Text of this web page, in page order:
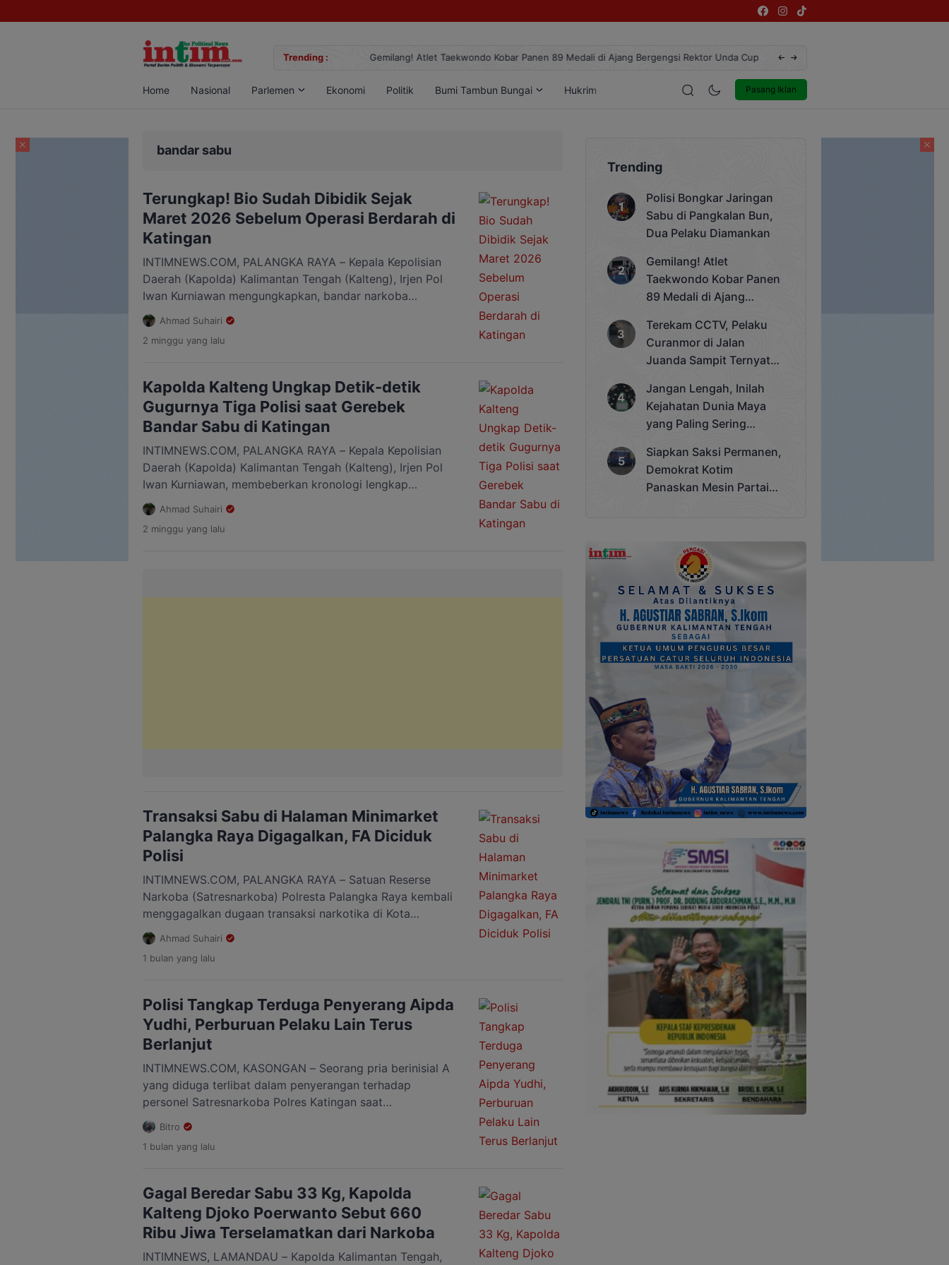
Trending :
Sabu di Pangkalan Bun, Dua Pelaku Diamankan Gemilang! Atlet Taekwondo Kobar Panen 89 Medali di Ajang Bergengsi Rektor Unda Cup 2025 Terekam CCTV, Pelaku Curanmor di
Pasang Iklan
Home Nasional Parlemen Ekonomi Politik Bumi Tambun Bungai Hukrim Entertainment
bandar sabu
Terungkap! Bio Sudah Dibidik Sejak
Maret 2026 Sebelum Operasi Berdarah di
Katingan
INTIMNEWS.COM, PALANGKA RAYA – Kepala Kepolisian
Daerah (Kapolda) Kalimantan Tengah (Kalteng), Irjen Pol
Iwan Kurniawan mengungkapkan, bandar narkoba
berinisial B (Bio) yang menjadi target operasi
Satresnarkoba Polres Katingan merupakan seorang
residivis kasus yang sama. Meski baru bebas bersyarat
sabu di Desa Tumbang Kalemei, Kecamatan Katingan
Tengah, Kabupaten Katingan. […]
Ahmad Suhairi
2 minggu yang lalu
Kapolda Kalteng Ungkap Detik-detik
Gugurnya Tiga Polisi saat Gerebek
Bandar Sabu di Katingan
INTIMNEWS.COM, PALANGKA RAYA – Kepala Kepolisian
Daerah (Kapolda) Kalimantan Tengah (Kalteng), Irjen Pol
Iwan Kurniawan, membeberkan kronologi lengkap
tewasnya tiga anggota Satresnarkoba Polres Katingan
saat mengungkap kasus peredaran narkoba di Desa
Tumbang Kalemei, Kecamatan Katingan Tengah,
Ahmad Suhairi
2 minggu yang lalu
Transaksi Sabu di Halaman Minimarket
Palangka Raya Digagalkan, FA Diciduk
Polisi
INTIMNEWS.COM, PALANGKA RAYA – Satuan Reserse
Narkoba (Satresnarkoba) Polresta Palangka Raya kembali
menggagalkan dugaan transaksi narkotika di Kota
Palangka Raya. Seorang pria berinisial FA (39) diamankan
bersama 10 paket yang diduga sabu siap edar.
Penangkapan dilakukan di halaman sebuah minimarket di
pukul 19.30 WIB. Kasatresnarkoba […]
Ahmad Suhairi
1 bulan yang lalu
Polisi Tangkap Terduga Penyerang Aipda
Yudhi, Perburuan Pelaku Lain Terus
Berlanjut
INTIMNEWS.COM, KASONGAN – Seorang pria berinisial A
yang diduga terlibat dalam penyerangan terhadap
personel Satresnarkoba Polres Katingan saat
penggerebekan bandar sabu di Desa Tumbang Kalemei,
Kecamatan Katingan Tengah, Kabupaten Katingan,
ditangkap Tim gabungan Polda Kalimantan Tengah. Pria
Tumbang Pariyei, Kecamatan Katingan Tengah.
Penangkapan dilakukan setelah polisi […]
Bitro
1 bulan yang lalu
Gagal Beredar Sabu 33 Kg, Kapolda
Kalteng Djoko Poerwanto Sebut 660
Ribu Jiwa Terselamatkan dari Narkoba
INTIMNEWS, LAMANDAU – Kapolda Kalimantan Tengah,
Trending
Polisi Bongkar Jaringan
Sabu di Pangkalan Bun,
Dua Pelaku Diamankan
Gemilang! Atlet
Taekwondo Kobar Panen
89 Medali di Ajang
Cup 2025
Terekam CCTV, Pelaku
Curanmor di Jalan
Juanda Sampit Ternyata
Jangan Lengah, Inilah
Kejahatan Dunia Maya
yang Paling Sering
Siapkan Saksi Permanen,
Demokrat Kotim
Panaskan Mesin Partai